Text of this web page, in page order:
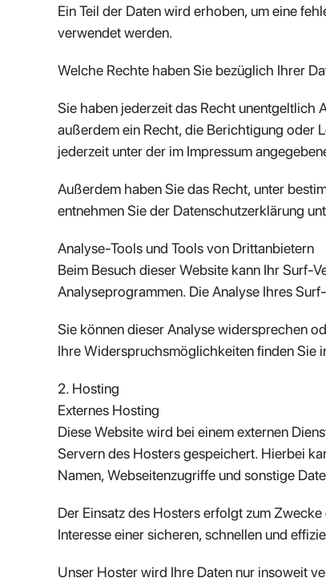
Ein Teil der Daten wird erhoben, um eine
verwendet werden.
Welche Rechte haben Sie bezüglich Ihrer
Sie haben jederzeit das Recht unentgeltlich
außerdem ein Recht, die Berichtigung oder
jederzeit unter der im Impressum
Außerdem haben Sie das Recht, unter
entnehmen Sie der Datenschutzerklärung
Analyse-Tools und Tools von Drittanbietern
Beim Besuch dieser Website kann Ihr Surf-
Analyseprogrammen. Die Analyse Ihres
Sie können dieser Analyse widersprechen
Ihre Widerspruchsmöglichkeiten finden Sie
2. Hosting
Externes Hosting
Diese Website wird bei einem externen
Servern des Hosters gespeichert. Hierbei
Namen, Webseitenzugriffe und sonstige
Der Einsatz des Hosters erfolgt zum
Interesse einer sicheren, schnellen und
Unser Hoster wird Ihre Daten nur insoweit